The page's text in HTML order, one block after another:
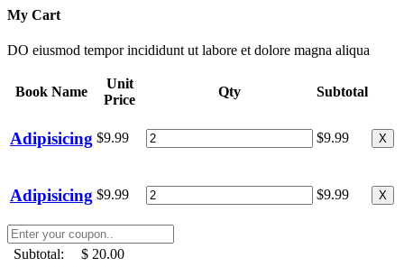
My Cart
DO eiusmod tempor incididunt ut labore et dolore magna aliqua
Book Name
Unit
Price
Qty Subtotal
Adipisicing $9.99 $9.99 X
Adipisicing $9.99 $9.99 X
Subtotal:
$ 20.00